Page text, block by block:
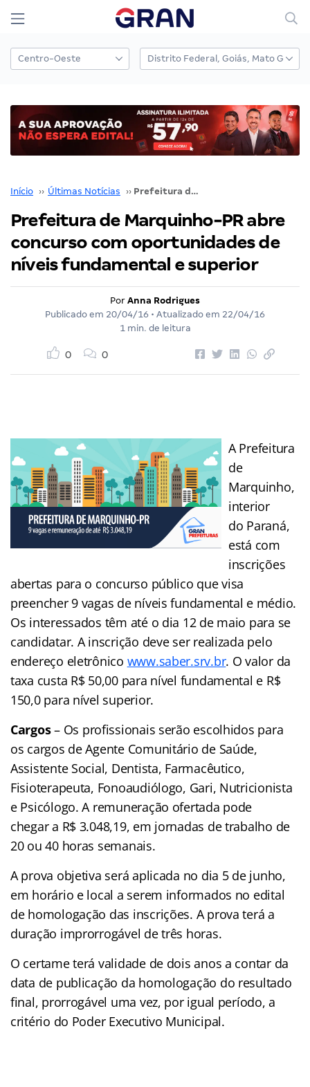
Início ›› Últimas Notícias ›› Prefeitura de Marquinho-PR abre concurso com oportunidades de níveis fundamental e superior
Prefeitura de Marquinho-PR abre
concurso com oportunidades de
níveis fundamental e superior
Por Anna Rodrigues
Publicado em 20/04/16 • Atualizado em 22/04/16
1 min. de leitura
0 0
A Prefeitura
de
Marquinho,
interior
do Paraná,
está com
inscrições
abertas para o concurso público que visa
preencher 9 vagas de níveis fundamental e médio.
Os interessados têm até o dia 12 de maio para se
candidatar. A inscrição deve ser realizada pelo
endereço eletrônico www.saber.srv.br. O valor da
taxa custa R$ 50,00 para nível fundamental e R$
150,0 para nível superior.
Cargos– Os profissionais serão escolhidos para
os cargos de Agente Comunitário de Saúde,
Assistente Social, Dentista, Farmacêutico,
Fisioterapeuta, Fonoaudiólogo, Gari, Nutricionista
e Psicólogo. A remuneração ofertada pode
chegar a R$ 3.048,19, em jornadas de trabalho de
20 ou 40 horas semanais.
A prova objetiva será aplicada no dia 5 de junho,
em horário e local a serem informados no edital
de homologação das inscrições. A prova terá a
duração improrrogável de três horas.
O certame terá validade de dois anos a contar da
data de publicação da homologação do resultado
final, prorrogável uma vez, por igual período, a
critério do Poder Executivo Municipal.